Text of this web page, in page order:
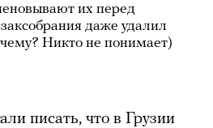
их перед
даже удалил
Никто не понимает)
писать, что в Грузии